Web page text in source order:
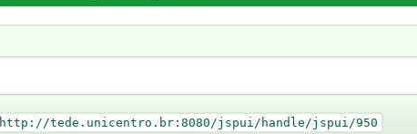
http://tede.unicentro.br:8080/jspui/handle/jspui/950